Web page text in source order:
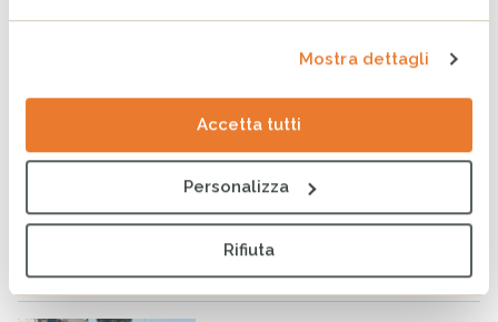
Mostra dettagli
Accetta tutti
Personalizza
Rifiuta
compromettere il futuro di
milioni di persone
31 LUGLIO 2026
COMPASS: il ruolo della rete
per l’evoluzione digitale del
Terzo Settore
24 LUGLIO 2026